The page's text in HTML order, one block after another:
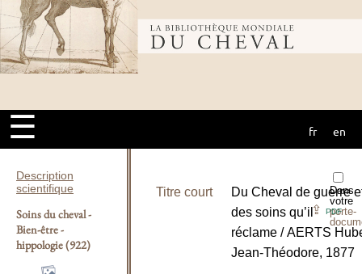
Bibliothèque
mondiale du
cheval
☰ fr en
Description
scientifique
Soins du cheval -
Bien-être -
hippologie(922)
Dans
votre
porte-
⇪ PDF
Titre court
Du Cheval de guerre
des soins qu’il
réclame / AERTS
Jean-Théodore, 1877